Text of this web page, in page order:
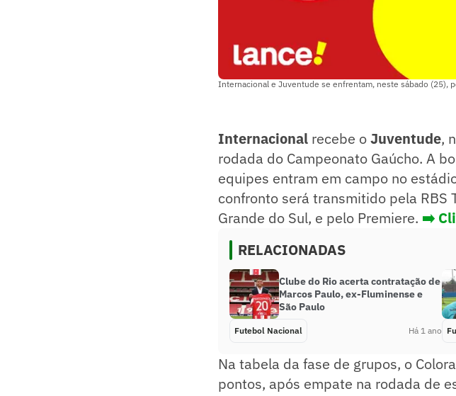
Internacional e Juventude se enfrentam, neste sábado (25),
Internacional recebe oJuventude,
rodada do Campeonato Gaúcho. A
equipes entram em campo no
confronto será transmitido pela RBS
Grande do Sul, e pelo Premiere. ➡️
RELACIONADAS
Clube do Rio acerta contratação de
Marcos Paulo, ex-Fluminense e
São Paulo
Futebol Nacional Há 1 ano
Na tabela da fase de grupos, o
pontos, após empate na rodada de